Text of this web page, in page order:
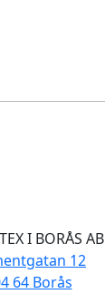
I BORÅS AB
12
64 Borås